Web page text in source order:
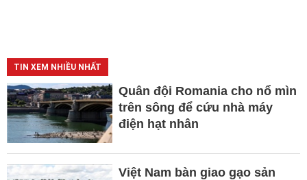
TIN XEM NHIỀU NHẤT
Quân đội Romania cho nổ mìn
trên sông để cứu nhà máy
điện hạt nhân
Việt Nam bàn giao gạo sản